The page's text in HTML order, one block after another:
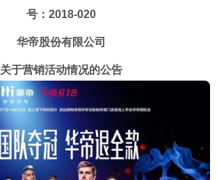
号：2018-020
华帝股份有限公司
关于营销活动情况的公告